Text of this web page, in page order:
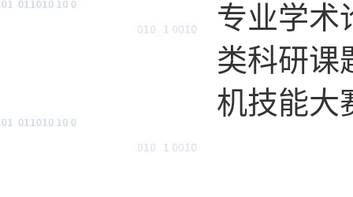
专业学术
类科研课
机技能大